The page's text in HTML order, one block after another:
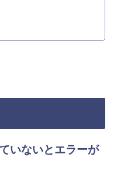
いないとエラーが